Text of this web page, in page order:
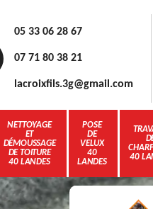
05 33 06 28 67
07 71 80 38 21
lacroixfils.3g@gmail.com
NETTOYAGE
ET
DÉMOUSSAGE
DE TOITURE
40 LANDES
POSE
DE
VELUX
40
LANDES
40